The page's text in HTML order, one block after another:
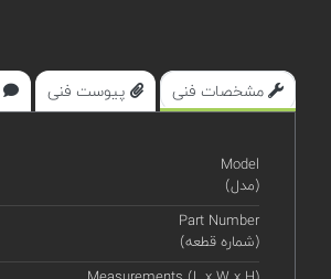
مشخصات فنی پیوست فنی
Model
(مدل)
Part Number
(شماره قطعه)